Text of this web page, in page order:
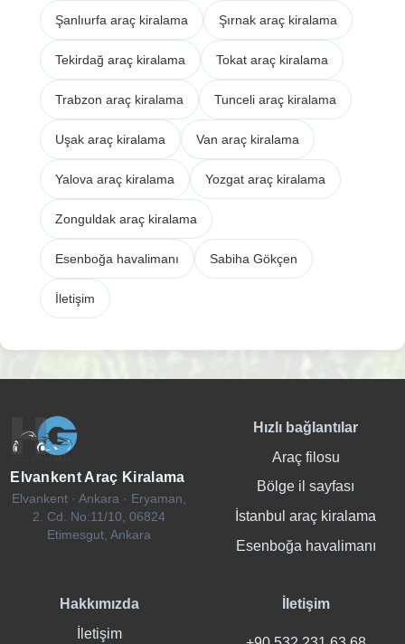
Şanlıurfa araç kiralama Şırnak araç kiralama
Tekirdağ araç kiralama Tokat araç kiralama
Trabzon araç kiralama Tunceli araç kiralama
Uşak araç kiralama Van araç kiralama
Yalova araç kiralama Yozgat araç kiralama
Zonguldak araç kiralama
Esenboğa havalimanı Sabiha Gökçen
İletişim
Elvankent Araç Kiralama
Elvankent · Ankara · Eryaman,
2. Cd. No:11/10, 06824
Etimesgut, Ankara
Hızlı bağlantılar
Araç filosu
Bölge il sayfası
İstanbul araç kiralama
Esenboğa havalimanı
Hakkımızda
İletişim
İletişim